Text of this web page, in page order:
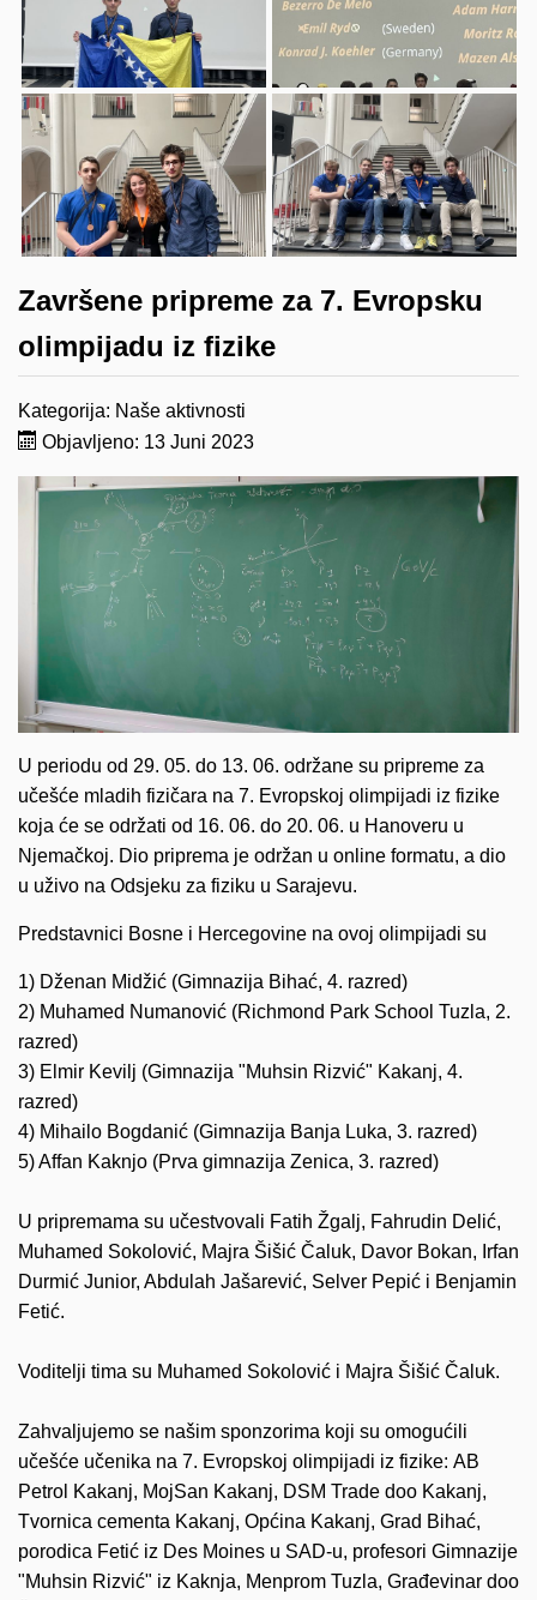
Završene pripreme za 7. Evropsku
olimpijadu iz fizike
Kategorija: Naše aktivnosti
Objavljeno: 13 Juni 2023
U periodu od 29. 05. do 13. 06. održane su pripreme za
učešće mladih fizičara na 7. Evropskoj olimpijadi iz fizike
koja će se održati od 16. 06. do 20. 06. u Hanoveru u
Njemačkoj. Dio priprema je održan u online formatu, a dio
u uživo na Odsjeku za fiziku u Sarajevu.
Predstavnici Bosne i Hercegovine na ovoj olimpijadi su
1) Dženan Midžić (Gimnazija Bihać, 4. razred)
2) Muhamed Numanović (Richmond Park School Tuzla, 2.
razred)
3) Elmir Kevilj (Gimnazija "Muhsin Rizvić" Kakanj, 4.
razred)
4) Mihailo Bogdanić (Gimnazija Banja Luka, 3. razred)
5) Affan Kaknjo (Prva gimnazija Zenica, 3. razred)
U pripremama su učestvovali Fatih Žgalj, Fahrudin Delić,
Muhamed Sokolović, Majra Šišić Čaluk, Davor Bokan, Irfan
Durmić Junior, Abdulah Jašarević, Selver Pepić i Benjamin
Fetić.
Voditelji tima su Muhamed Sokolović i Majra Šišić Čaluk.
Zahvaljujemo se našim sponzorima koji su omogućili
učešće učenika na 7. Evropskoj olimpijadi iz fizike: AB
Petrol Kakanj, MojSan Kakanj, DSM Trade doo Kakanj,
Tvornica cementa Kakanj, Općina Kakanj, Grad Bihać,
porodica Fetić iz Des Moines u SAD-u, profesori Gimnazije
"Muhsin Rizvić" iz Kaknja, Menprom Tuzla, Građevinar doo